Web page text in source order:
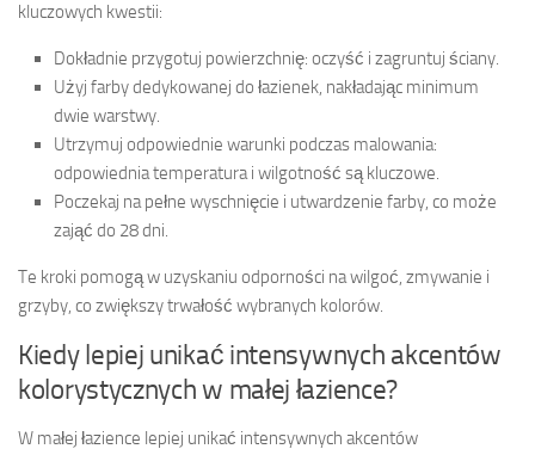
kluczowych kwestii:
Dokładnie przygotuj powierzchnię: oczyść i zagruntuj ściany.
Użyj farby dedykowanej do łazienek, nakładając minimum
dwie warstwy.
Utrzymuj odpowiednie warunki podczas malowania:
odpowiednia temperatura i wilgotność są kluczowe.
Poczekaj na pełne wyschnięcie i utwardzenie farby, co może
zająć do 28 dni.
Te kroki pomogą w uzyskaniu odporności na wilgoć, zmywanie i
grzyby, co zwiększy trwałość wybranych kolorów.
Kiedy lepiej unikać intensywnych akcentów
kolorystycznych w małej łazience?
W małej łazience lepiej unikać intensywnych akcentów